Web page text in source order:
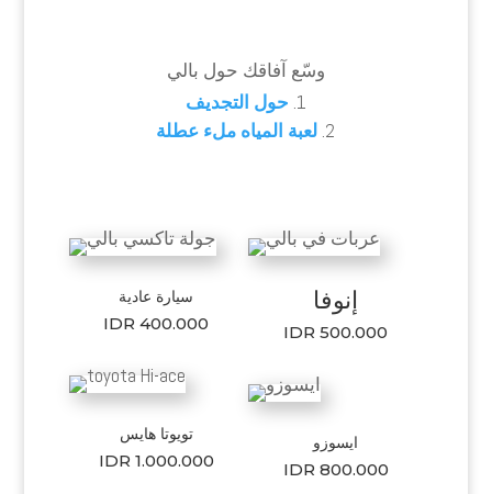
وسّع آفاقك حول بالي
حول التجديف
لعبة المياه ملء عطلة
سيارة عادية
IDR 400.000
تويوتا هايس
IDR 1.000.000
إنوفا
IDR 500.000
ايسوزو
IDR 800.000